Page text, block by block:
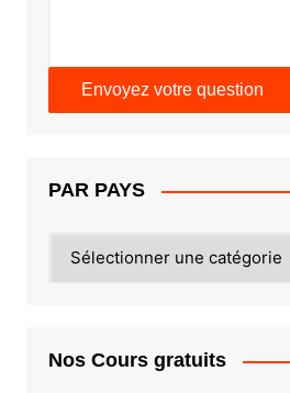
PAR PAYS
PAYS
Nos Cours gratuits